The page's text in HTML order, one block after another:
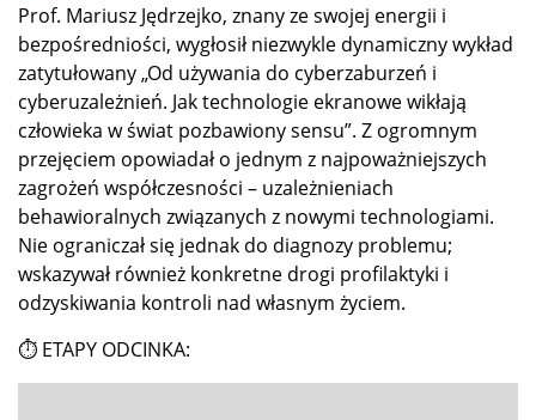
Prof. Mariusz Jędrzejko, znany ze swojej energii i
bezpośredniości, wygłosił niezwykle dynamiczny wykład
zatytułowany „Od używania do cyberzaburzeń i
cyberuzależnień. Jak technologie ekranowe wikłają
człowieka w świat pozbawiony sensu”. Z ogromnym
przejęciem opowiadał o jednym z najpoważniejszych
zagrożeń współczesności – uzależnieniach
behawioralnych związanych z nowymi technologiami.
Nie ograniczał się jednak do diagnozy problemu;
wskazywał również konkretne drogi profilaktyki i
odzyskiwania kontroli nad własnym życiem.
⏱ ETAPY ODCINKA: